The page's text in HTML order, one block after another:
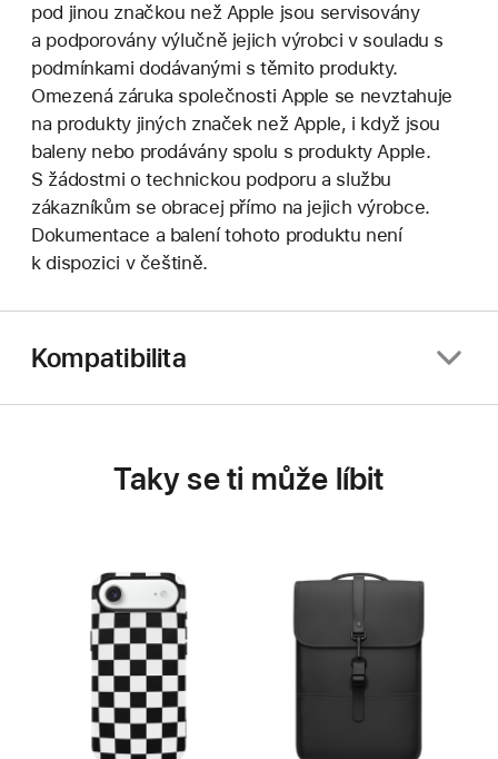
pod jinou značkou než Apple jsou servisovány
a podporovány výlučně jejich výrobci v souladu s
podmínkami dodávanými s těmito produkty.
Omezená záruka společnosti Apple se nevztahuje
na produkty jiných značek než Apple, i když jsou
baleny nebo prodávány spolu s produkty Apple.
S žádostmi o technickou podporu a službu
zákazníkům se obracej přímo na jejich výrobce.
Dokumentace a balení tohoto produktu není
k dispozici v češtině.
Kompatibilita
Taky se ti může líbit